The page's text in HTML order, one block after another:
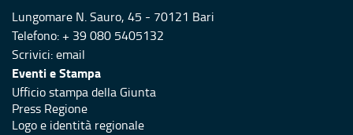
Lungomare N. Sauro, 45 - 70121 Bari
Telefono: + 39 080 5405132
Scrivici:email
Eventi e Stampa
Ufficio stampa della Giunta
Press Regione
Logo e identità regionale